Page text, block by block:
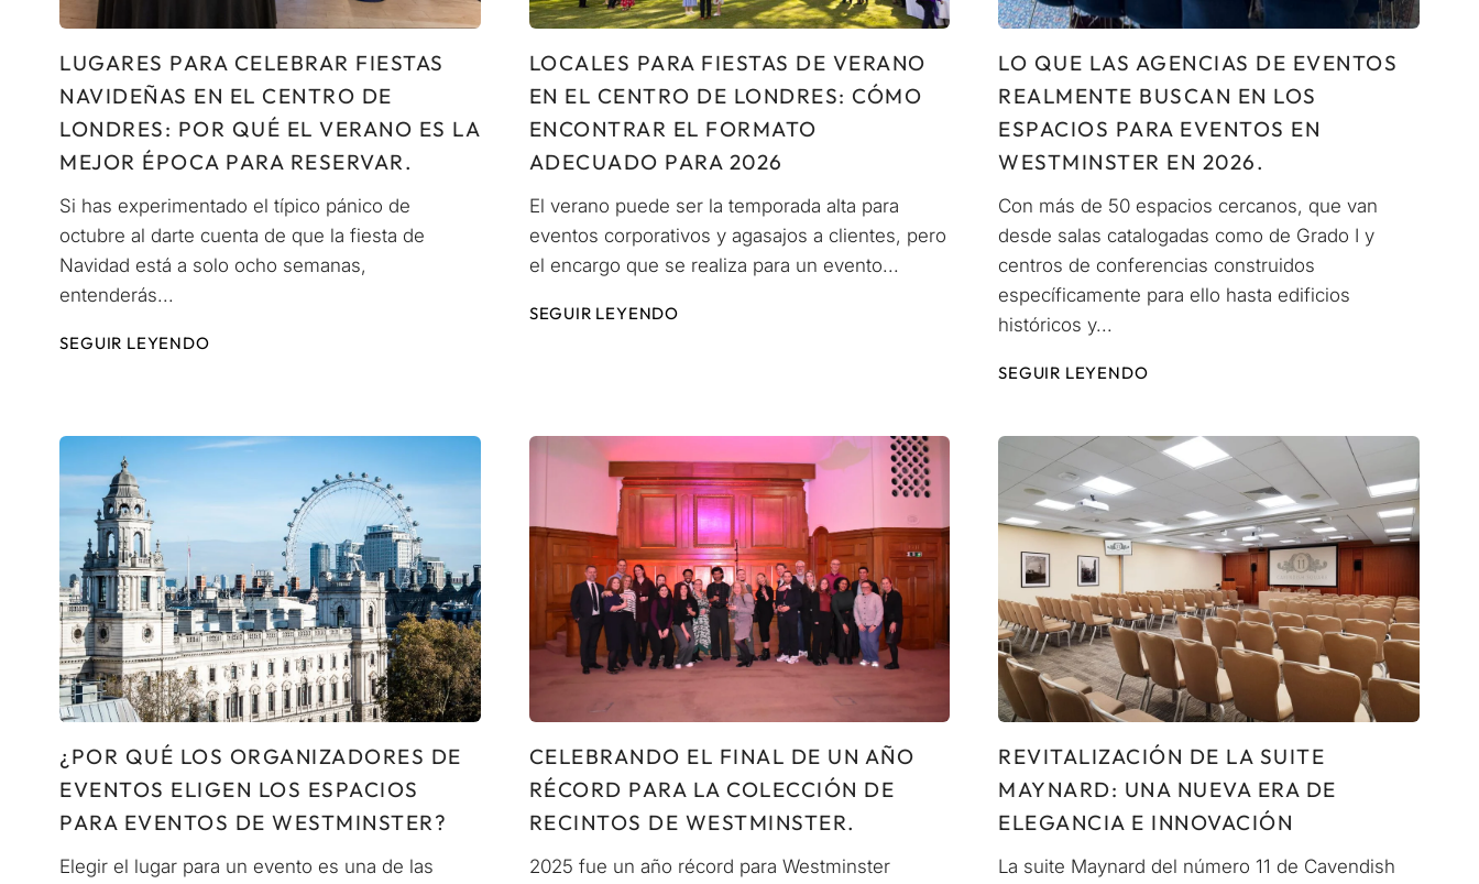
LUGARES PARA CELEBRAR FIESTAS
NAVIDEÑAS EN EL CENTRO DE
LONDRES: POR QUÉ EL VERANO ES LA
MEJOR ÉPOCA PARA RESERVAR.
Si has experimentado el típico pánico de
octubre al darte cuenta de que la fiesta de
Navidad está a solo ocho semanas,
entenderás...
SEGUIR LEYENDO
LOCALES PARA FIESTAS DE VERANO
EN EL CENTRO DE LONDRES: CÓMO
ENCONTRAR EL FORMATO
ADECUADO PARA 2026
El verano puede ser la temporada alta para
eventos corporativos y agasajos a clientes, pero
el encargo que se realiza para un evento...
SEGUIR LEYENDO
LO QUE LAS AGENCIAS DE EVENTOS
REALMENTE BUSCAN EN LOS
ESPACIOS PARA EVENTOS EN
WESTMINSTER EN 2026.
Con más de 50 espacios cercanos, que van
desde salas catalogadas como de Grado I y
centros de conferencias construidos
específicamente para ello hasta edificios
históricos y...
SEGUIR LEYENDO
¿POR QUÉ LOS ORGANIZADORES DE
EVENTOS ELIGEN LOS ESPACIOS
PARA EVENTOS DE WESTMINSTER?
Elegir el lugar para un evento es una de las
CELEBRANDO EL FINAL DE UN AÑO
RÉCORD PARA LA COLECCIÓN DE
RECINTOS DE WESTMINSTER.
2025 fue un año récord para Westminster
REVITALIZACIÓN DE LA SUITE
MAYNARD: UNA NUEVA ERA DE
ELEGANCIA E INNOVACIÓN
La suite Maynard del número 11 de Cavendish